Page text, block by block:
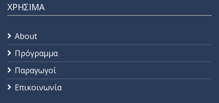
ΧΡΗΣΙΜΑ
About
Πρόγραμμα
Παραγωγοί
Επικοινωνία